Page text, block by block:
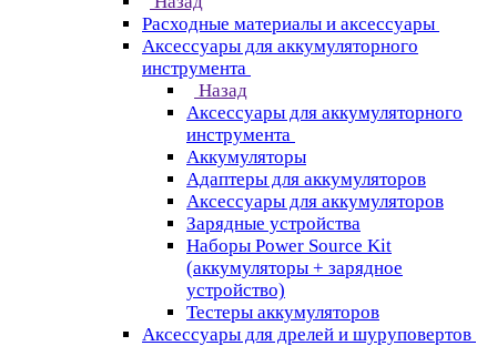
Расходные материалы и аксессуары
Аксессуары для аккумуляторного
инструмента
Назад
Аксессуары для аккумуляторного
инструмента
Aккумуляторы
Адаптеры для аккумуляторов
Аксессуары для аккумуляторов
Зарядные устройства
Наборы Power Source Kit
(аккумуляторы + зарядное
устройство)
Тестеры аккумуляторов
Аксессуары для дрелей и шуруповертов